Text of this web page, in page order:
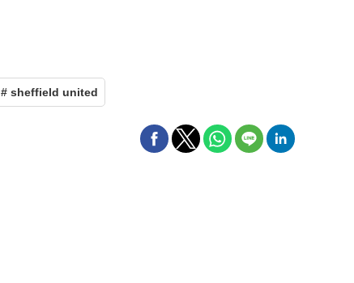
# sheffield united